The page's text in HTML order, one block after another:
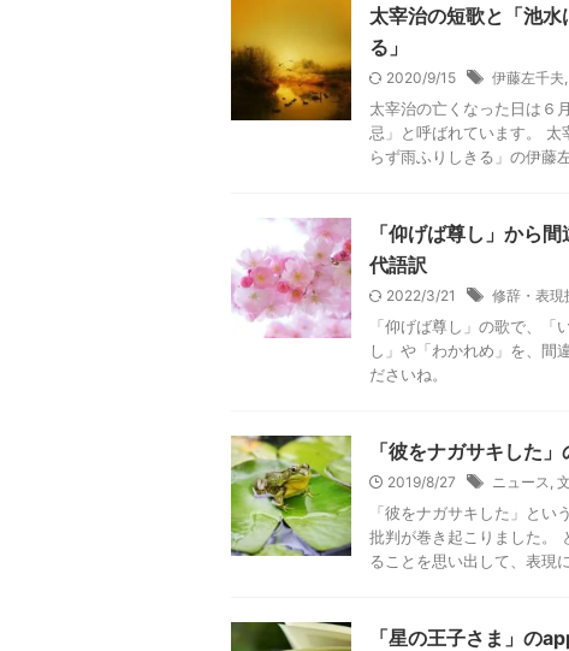
太宰治の短歌と「池
る」
2020/9/15 伊藤左千夫,
太宰治の亡くなった日は６
忌」と呼ばれています。
らず雨ふりしきる」の伊藤
「仰げば尊し」から
代語訳
2022/3/21 修辞・表現
「仰げば尊し」の歌で、
し」や「わかれめ」を、間
ださいね。
「彼をナガサキした
2019/8/27 ニュース,
「彼をナガサキした」とい
批判が巻き起こりました。
ることを思い出して、表現
「星の王子さま」の